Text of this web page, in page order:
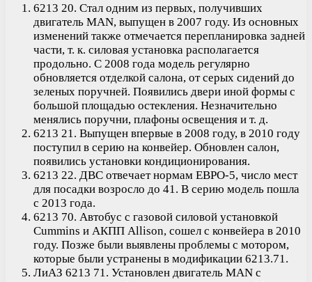
6213 20. Стал одним из первых, получивших
двигатель MAN, выпущен в 2007 году. Из основных
изменений также отмечается перепланировка задней
части, т. к. силовая установка располагается
продольно. С 2008 года модель регулярно
обновляется отделкой салона, от серых сидений до
зеленых поручней. Появились двери иной формы с
большой площадью остекления. Незначительно
менялись поручни, плафоны освещения и т. д.
6213 21. Выпущен впервые в 2008 году, в 2010 году
поступил в серию на конвейер. Обновлен салон,
появились установки кондиционирования.
6213 22. ДВС отвечает нормам ЕВРО-5, число мест
для посадки возросло до 41. В серию модель пошла
с 2013 года.
6213 70. Автобус с газовой силовой установкой
Cummins и АКПП Allison, сошел с конвейера в 2010
году. Позже были выявлены проблемы с мотором,
которые были устранены в модификации 6213.71.
ЛиАЗ 6213 71. Установлен двигатель MAN с